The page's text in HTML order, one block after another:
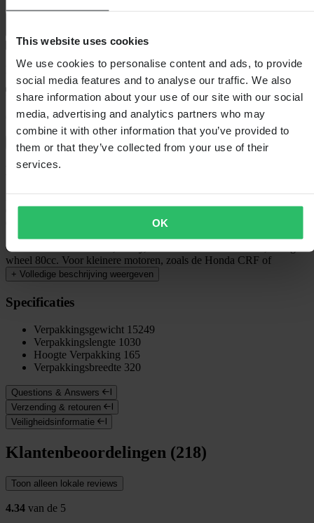
This website uses cookies
We use cookies to personalise content and ads, to provide
social media features and to analyse our traffic. We also
share information about your use of our site with our social
media, advertising and analytics partners who may
combine it with other information that you’ve provided to
them or that they’ve collected from your use of their
services.
OK
Bezorging: 5–9 werkdagen
60 dagen retourrecht
Bekijk retourvoorwaarden
Beschrijving
drager kan worden aangepast aan motoren tussen 140-180 cm voor
Geschikt voor minicross, Fiddy, Pitbike 50cc-125cc-200cc, of big
wheel 80cc. Voor kleinere motoren, zoals de Honda CRF of
+ Volledige beschrijving weergeven
Specificaties
Verpakkingsgewicht 15249
Verpakkingslengte 1030
Hoogte Verpakking 165
Verpakkingsbreedte 320
Questions & Answers
Verzending & retouren
Veiligheidsinformatie
Klantenbeoordelingen (218)
Toon alleen lokale reviews
4.34 van de 5